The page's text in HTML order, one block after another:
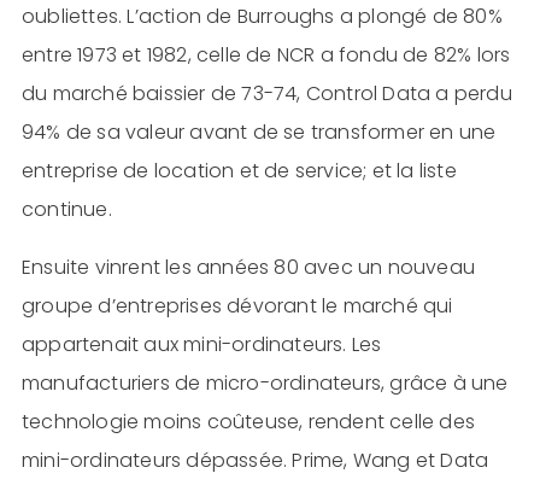
oubliettes. L’action de Burroughs a plongé de 80%
entre 1973 et 1982, celle de NCR a fondu de 82% lors
du marché baissier de 73-74, Control Data a perdu
94% de sa valeur avant de se transformer en une
entreprise de location et de service; et la liste
continue.
Ensuite vinrent les années 80 avec un nouveau
groupe d’entreprises dévorant le marché qui
appartenait aux mini-ordinateurs. Les
manufacturiers de micro-ordinateurs, grâce à une
technologie moins coûteuse, rendent celle des
mini-ordinateurs dépassée. Prime, Wang et Data